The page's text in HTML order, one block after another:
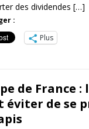
des dividendes […]
:
Plus
de France
éviter de se